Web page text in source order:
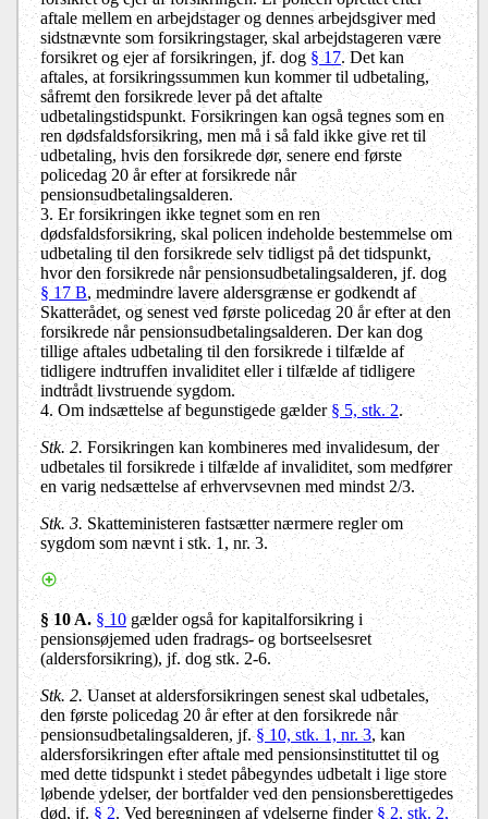
aftale mellem en arbejdstager og dennes arbejdsgiver med
sidstnævnte som forsikringstager, skal arbejdstageren være
forsikret og ejer af forsikringen, jf. dog§ 17. Det kan
aftales, at forsikringssummen kun kommer til udbetaling,
såfremt den forsikrede lever på det aftalte
udbetalingstidspunkt. Forsikringen kan også tegnes som en
ren dødsfaldsforsikring, men må i så fald ikke give ret til
udbetaling, hvis den forsikrede dør, senere end første
policedag 20 år efter at forsikrede når
pensionsudbetalingsalderen.
3. Er forsikringen ikke tegnet som en ren
dødsfaldsforsikring, skal policen indeholde bestemmelse om
udbetaling til den forsikrede selv tidligst på det tidspunkt,
hvor den forsikrede når pensionsudbetalingsalderen, jf. dog
§ 17 B, medmindre lavere aldersgrænse er godkendt af
Skatterådet, og senest ved første policedag 20 år efter at den
forsikrede når pensionsudbetalingsalderen. Der kan dog
tillige aftales udbetaling til den forsikrede i tilfælde af
tidligere indtruffen invaliditet eller i tilfælde af tidligere
indtrådt livstruende sygdom.
4. Om indsættelse af begunstigede gælder § 5, stk. 2.
Stk. 2. Forsikringen kan kombineres med invalidesum, der
udbetales til forsikrede i tilfælde af invaliditet, som medfører
en varig nedsættelse af erhvervsevnen med mindst 2/3.
Stk. 3. Skatteministeren fastsætter nærmere regler om
sygdom som nævnt i stk. 1, nr. 3.
§ 10 A. § 10gælder også for kapitalforsikring i
pensionsøjemed uden fradrags- og bortseelsesret
(aldersforsikring), jf. dog stk. 2-6.
Stk. 2.Uanset at aldersforsikringen senest skal udbetales,
den første policedag 20 år efter at den forsikrede når
pensionsudbetalingsalderen, jf.§ 10, stk. 1, nr. 3, kan
aldersforsikringen efter aftale med pensionsinstituttet til og
med dette tidspunkt i stedet påbegyndes udbetalt i lige store
løbende ydelser, der bortfalder ved den pensionsberettigedes
død, jf.§ 2. Ved beregningen af ydelserne finder§ 2, stk. 2,